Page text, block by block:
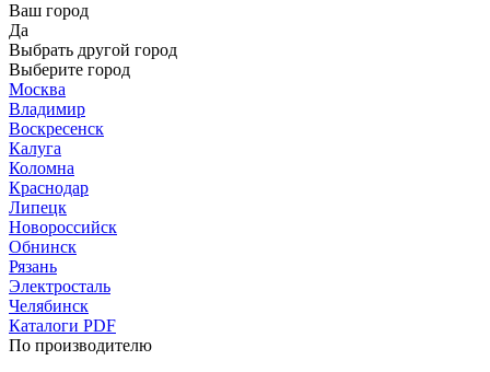
Ваш город
Да
Выбрать другой город
Выберите город
Москва
Владимир
Воскресенск
Калуга
Коломна
Краснодар
Липецк
Новороссийск
Обнинск
Рязань
Электросталь
Челябинск
Каталоги PDF
По производителю